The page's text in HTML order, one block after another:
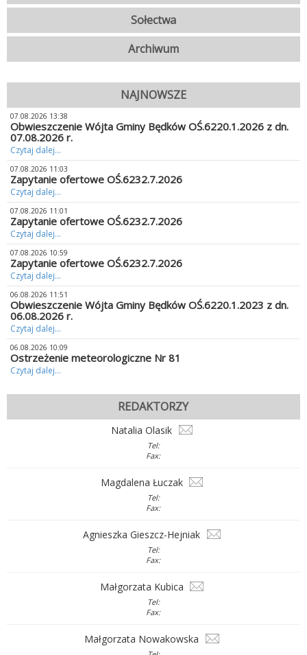
Sołectwa
Archiwum
NAJNOWSZE
07.08.2026 13:38
Obwieszczenie Wójta Gminy Będków OŚ.6220.1.2026 z dn.
07.08.2026 r.
Czytaj dalej...
07.08.2026 11:03
Zapytanie ofertowe OŚ.6232.7.2026
Czytaj dalej...
07.08.2026 11:01
Zapytanie ofertowe OŚ.6232.7.2026
Czytaj dalej...
07.08.2026 10:59
Zapytanie ofertowe OŚ.6232.7.2026
Czytaj dalej...
06.08.2026 11:51
Obwieszczenie Wójta Gminy Będków OŚ.6220.1.2023 z dn.
06.08.2026 r.
Czytaj dalej...
06.08.2026 10:09
Ostrzeżenie meteorologiczne Nr 81
Czytaj dalej...
REDAKTORZY
Natalia Olasik
Tel:
Fax:
Magdalena Łuczak
Tel:
Fax:
Agnieszka Gieszcz-Hejniak
Tel:
Fax:
Małgorzata Kubica
Tel:
Fax:
Małgorzata Nowakowska